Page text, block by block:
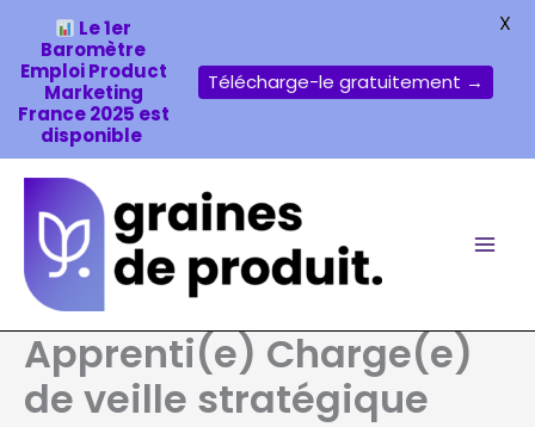
Aller
contenu
Apprenti(e) Charge(e)
de veille stratégique
Le 1er
Baromètre
Emploi Product
Marketing
France 2025 est
disponible
Télécharge-le gratuitement →
X